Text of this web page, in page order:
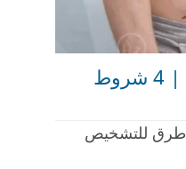
شفط الدهون من البطن | 4 شروط
متلازمة لامبرت إيتون | 6 طرق للتشخيص